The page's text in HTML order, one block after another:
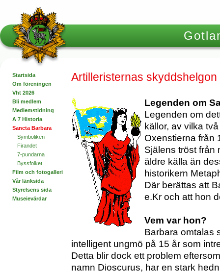
Startsida
Om föreningen
Vht 2026
Bli medlem
Medlemstidning
A 7 Historia
Sancta Barbara
Symboliken
Firandet
7-pundarna
Byssfolket
Film och fotogalleri
Vår länksida
Styrelsens sida
Museievärdar
Artilleristernas
Legenden om
Legenden om
källor, av vilka
Oxenstierna från
Själens tröst från
äldre källa än
historikern
Där berättas att
e.Kr och att hon
Vem var hon?
Barbara omtalas
intelligent ungmö på 15 år som
Detta blir dock ett problem
namn Dioscurus, har en stark